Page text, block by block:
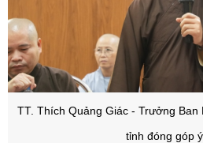
TT. Thích Quảng Giác - Trưởng Ban
tỉnh đóng góp